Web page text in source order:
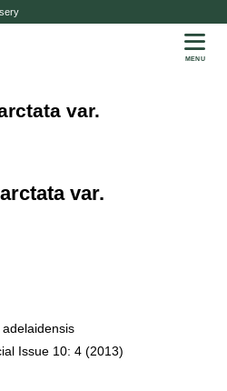
MENU
var.
var.
Issue 10: 4 (2013)